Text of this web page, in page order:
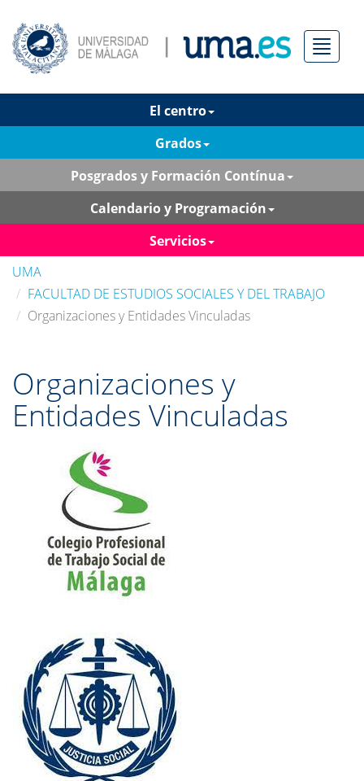
Menú
El centro
Grados
Posgrados y Formación Contínua
Calendario y Programación
Servicios
UMA
FACULTAD DE ESTUDIOS SOCIALES Y DEL TRABAJO
Organizaciones y Entidades Vinculadas
Organizaciones y
Entidades Vinculadas